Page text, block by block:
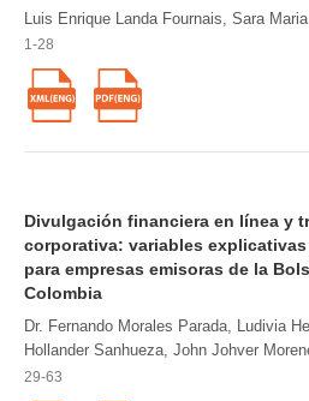
Luis Enrique Landa Fournais, Sara
1-28
Divulgación financiera en línea y
corporativa: variables
para empresas emisoras de la
Colombia
Dr. Fernando Morales Parada, Ludivia
Hollander Sanhueza, John Johver
29-63